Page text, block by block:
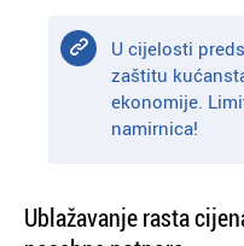
U cijelosti
zaštitu
ekonomije.
namirnica!
Ublažavanje rasta